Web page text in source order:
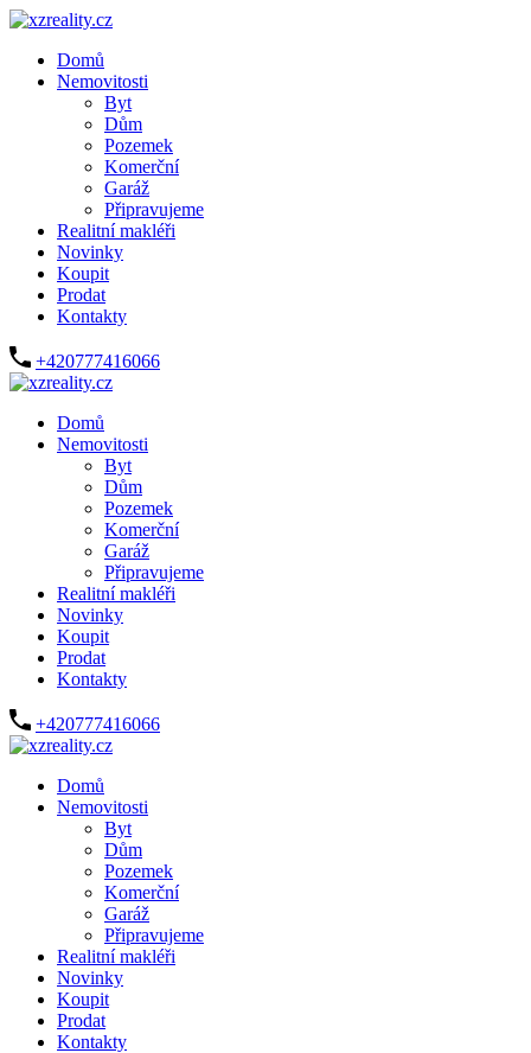
Domů
Nemovitosti
Byt
Dům
Pozemek
Komerční
Garáž
Připravujeme
Realitní makléři
Novinky
Koupit
Prodat
Kontakty
+420777416066
Domů
Nemovitosti
Byt
Dům
Pozemek
Komerční
Garáž
Připravujeme
Realitní makléři
Novinky
Koupit
Prodat
Kontakty
+420777416066
Domů
Nemovitosti
Byt
Dům
Pozemek
Komerční
Garáž
Připravujeme
Realitní makléři
Novinky
Koupit
Prodat
Kontakty